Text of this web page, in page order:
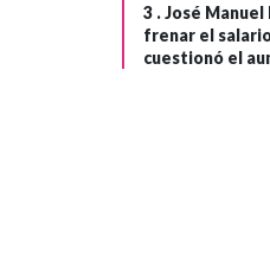
3 .José
frenar el
cuestionó el